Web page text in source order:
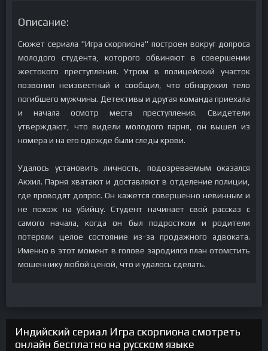
Описание:
Сюжет сериала "Игра скорпиона" построен вокруг допроса
молодого студента, которого обвиняют в совершении
жестокого преступления. Утром в полицейский участок
позвонил неизвестный и сообщил, что обнаружил тело
погибшего мужчины. Детективы и другая команда приехала
и начала осмотр места преступления. Свидетели
утверждают, что видели молодого парня, он вышел из
номера и на его одежде были следы крови.
Удалось установить личность, подозреваемым оказался
Акхил. Парня хватают и доставляют в отделение полиции,
где проводят допрос. Он кажется совершенно невинным и
не похож на убийцу. Студент начинает свой рассказ с
самого начала, когда он был подростком и родители
потеряли целое состояние из-за продажного адвоката.
Именно в этот момент в голове зародился план отомстить
мошеннику любой ценой, что и удалось сделать.
Индийский сериал Игра скорпиона смотреть
онлайн бесплатно на русском языке